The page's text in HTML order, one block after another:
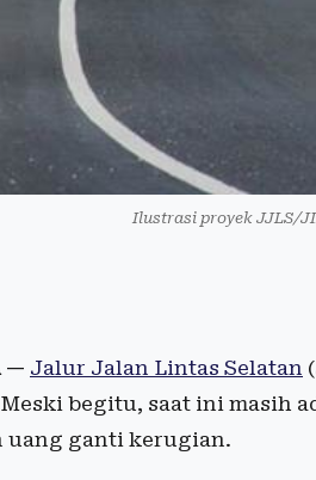
Ilustrasi proyek JJLS/
— Jalur Jalan Lintas Selatan
begitu, saat ini masih
uang ganti kerugian.